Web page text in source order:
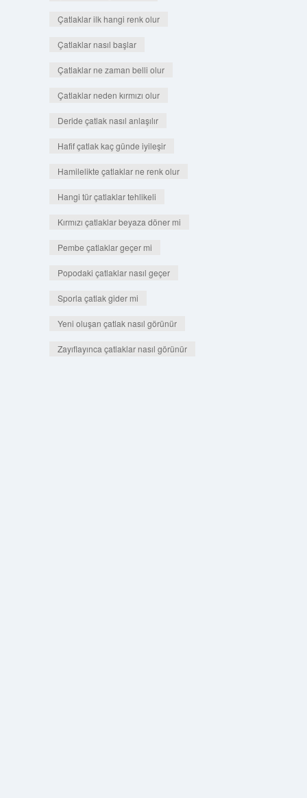
Çatlaklar ilk hangi renk olur
Çatlaklar nasıl başlar
Çatlaklar ne zaman belli olur
Çatlaklar neden kırmızı olur
Deride çatlak nasıl anlaşılır
Hafif çatlak kaç günde iyileşir
Hamilelikte çatlaklar ne renk olur
Hangi tür çatlaklar tehlikeli
Kırmızı çatlaklar beyaza döner mi
Pembe çatlaklar geçer mi
Popodaki çatlaklar nasıl geçer
Sporla çatlak gider mi
Yeni oluşan çatlak nasıl görünür
Zayıflayınca çatlaklar nasıl görünür